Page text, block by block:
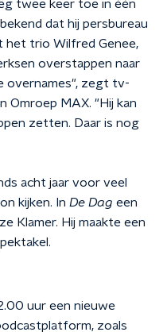
twee keer toe in één
dat hij persbureau
het trio Wilfred Genee,
overstappen naar
overnames", zegt tv-
Omroep MAX. "Hij kan
zetten. Daar is nog
acht jaar voor veel
kijken. In De Dag een
Klamer. Hij maakte een
uur een nieuwe
zoals